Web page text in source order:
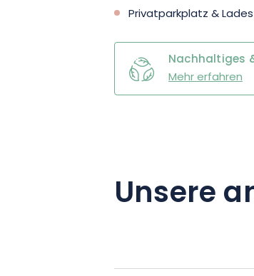
Privatparkplatz &
Nachhaltiges
Mehr erfahren
Unsere